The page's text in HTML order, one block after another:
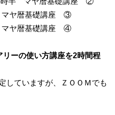
マヤ暦基礎講座 ③
マヤ暦基礎講座 ④
リーの使い方講座を2時間程
していますが、ＺＯＯＭでも